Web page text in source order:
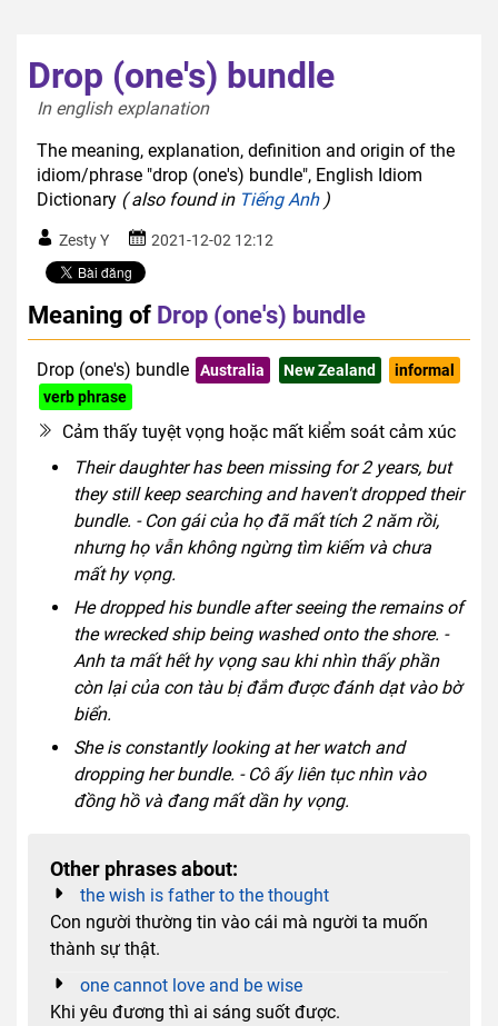
Drop (one's) bundle
In english explanation
The meaning, explanation, definition and origin of the
idiom/phrase "drop (one's) bundle", English Idiom
Dictionary ( also found in Tiếng Anh)
Zesty Y 2021-12-02 12:12
Meaning of Drop (one's) bundle
Drop (one's) bundle Australia New Zealand
informal
verb phrase
Cảm thấy tuyệt vọng hoặc mất kiểm soát cảm xúc
Their daughter has been missing for 2 years, but
they still keep searching and haven't dropped their
bundle. - Con gái của họ đã mất tích 2 năm rồi,
nhưng họ vẫn không ngừng tìm kiếm và chưa
mất hy vọng.
He dropped his bundle after seeing the remains of
the wrecked ship being washed onto the shore. -
Anh ta mất hết hy vọng sau khi nhìn thấy phần
còn lại của con tàu bị đắm được đánh dạt vào bờ
biển.
She is constantly looking at her watch and
dropping her bundle. - Cô ấy liên tục nhìn vào
đồng hồ và đang mất dần hy vọng.
Other phrases about:
the wish is father to the thought
Con người thường tin vào cái mà người ta muốn
thành sự thật.
one cannot love and be wise
Khi yêu đương thì ai sáng suốt được.